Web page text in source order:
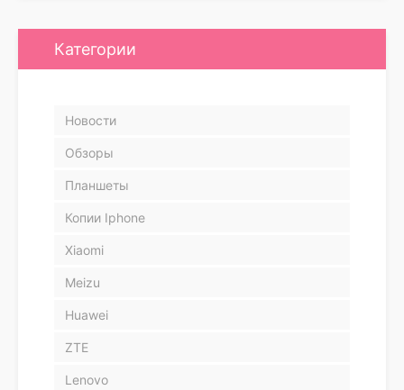
Категории
Новости
Обзоры
Планшеты
Копии Iphone
Xiaomi
Meizu
Huawei
ZTE
Lenovo